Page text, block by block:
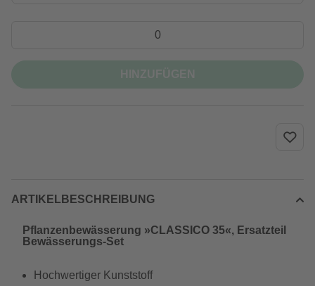
ARTIKELBESCHREIBUNG
Pflanzenbewässerung »CLASSICO 35«, Ersatzteil
Bewässerungs-Set
Hochwertiger Kunststoff